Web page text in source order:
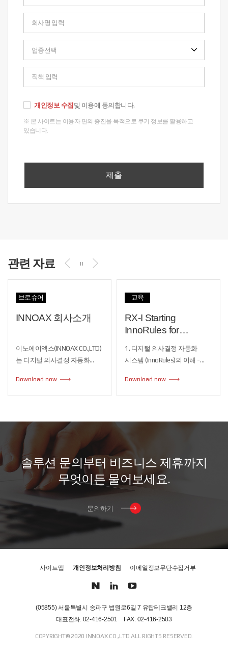
개인정보 수집 및 이용에 동의합니다.
※ 본 사이트는 이용자 편의 증진을 목적으로 쿠키 정보를 활용하고
있습니다.
제출
관련 자료
브로슈어
INNOAX 회사소개
이노에이엑스(INNOAX CO.,LTD)
는 디지털 의사결정 자동화
상품정보 자동화 시스템인
InnoProduct를 대표제품으로
자동화 시스템 InnoRules는
다국적 기업들과의 경쟁에서
우위를 점하며 한국시장 1위의
디지털 전환 자동화 SW
솔루션이 되었습니다. 금융,
제조,의료,공공,유통,서비스 등
전 산업분야에서 디지털 전환을
성공시켜 왔으며, 성능, 기능,
사용 편의성 등 SW 품질에
있어서 글로벌 제품을 압도하고
있습니다. * 비즈니스 룰의
(Business Rule Engine 탑재) *
관리하는 디지털 상품 정보
Download now
교육
RX-I Starting
InnoRules for
1. 디지털 의사결정 자동화
시스템 (InnoRules)의 이해 -
시스템의 개념과 활용분야 이해
2. InnoRules 소개 - InnoRules
이용한 결과 확인
Download now
솔루션 문의부터 비즈니스 제휴까지
무엇이든물어 보세 요.
문의하기
사이트맵 개인정보처리방침 이메일정보무단수집거부
(05855) 서울특별시 송파구 법원로6길 7 유탑테크밸리 12층
대표전화: 02-416-2501
FAX: 02-416-2503
COPYRIGHT© 2020 INNOAX CO.,LTD ALL RIGHTS RESERVED.